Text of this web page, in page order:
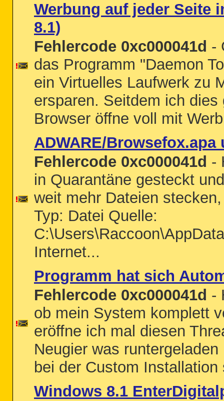
Werbung auf jeder Seite
8.1)
Fehlercode 0xc000041d -
das Programm "Daemon
ein Virtuelles Laufwerk zu
ersparen. Seitdem ich
Browser öffne voll mit
ADWARE/
Fehlercode 0xc000041d -
in Quarantäne gesteckt
weit mehr Dateien
Typ: Datei Quelle:
Internet...
Programm hat sich
Fehlercode 0xc000041d -
ob mein System komplett
eröffne ich mal diesen
Neugier was
bei der Custom
Windows 8.1